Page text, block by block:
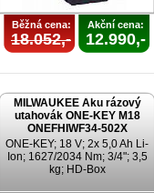
Běžná cena:
18.052,-
Akční cena:
12.990,-
MILWAUKEE Aku rázový
utahovák ONE-KEY M18
ONEFHIWF34-502X
ONE-KEY; 18 V; 2x 5,0 Ah Li-
Ion; 1627/2034 Nm; 3/4"; 3,5
kg; HD-Box